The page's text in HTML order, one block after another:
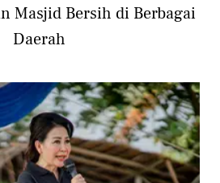
Masjid Bersih di Berbagai
Daerah